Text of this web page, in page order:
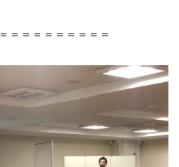
＝＝＝＝＝＝＝＝＝